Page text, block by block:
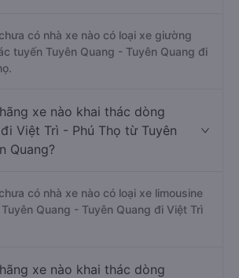
có nhà xe nào có loại xe giường
tuyến Tuyên Quang - Tuyên Quang đi
xe nào khai thác dòng
Việt Trì - Phú Thọ từ Tuyên
Quang?
có nhà xe nào có loại xe limousine
Quang - Tuyên Quang đi Việt Trì
xe nào khai thác dòng